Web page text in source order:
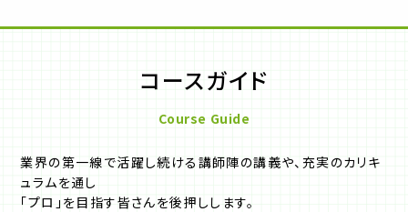
コースガイド
Course Guide
業界の第一線で活躍し続ける講師陣の講義や、充実のカリキ
ュラムを通し
「プロ」を目指す皆さんを後押しします。